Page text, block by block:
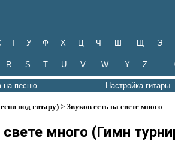
Т У Ф Х Ц Ч Ш Щ Э
R S T U V W Y Z
на песню Настройка гитары
под гитару) > Звуков есть на свете много
много (Гимн